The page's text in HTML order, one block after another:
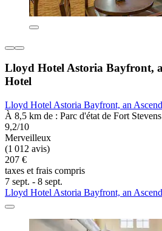
Lloyd Hotel Astoria Bayfront,
Hotel
Lloyd Hotel Astoria Bayfront, an
À 8,5 km de : Parc d'état de Fort Stevens
9,2/10
Merveilleux
(1 012 avis)
207 €
taxes et frais compris
7 sept. - 8 sept.
Lloyd Hotel Astoria Bayfront, an